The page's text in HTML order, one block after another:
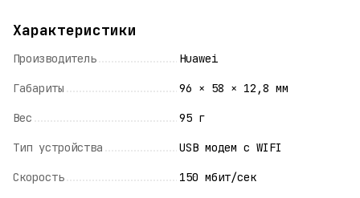
Характеристики
Производитель Huawei
Габариты 96 × 58 × 12,8 мм
Вес 95 г
Тип устройства USB модем с WIFI
Скорость 150 мбит/сек